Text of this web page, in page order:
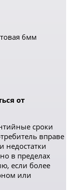
6мм
от
сроки
вправе
недостатки
в пределах
если более
или